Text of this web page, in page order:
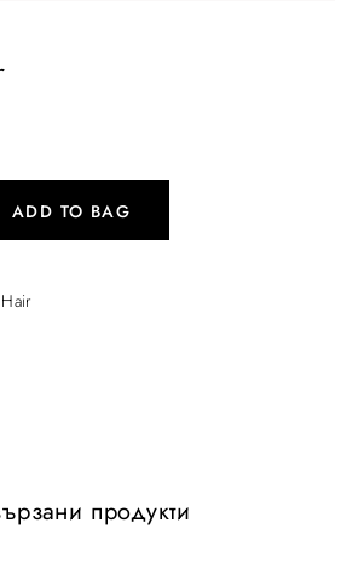
ADD TO BAG
Hair
продукти